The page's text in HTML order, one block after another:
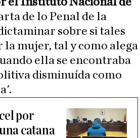
de lo Penal de la
sobre si tales
mujer, tal y como alega
ella se encontraba
disminuída como
por
catana